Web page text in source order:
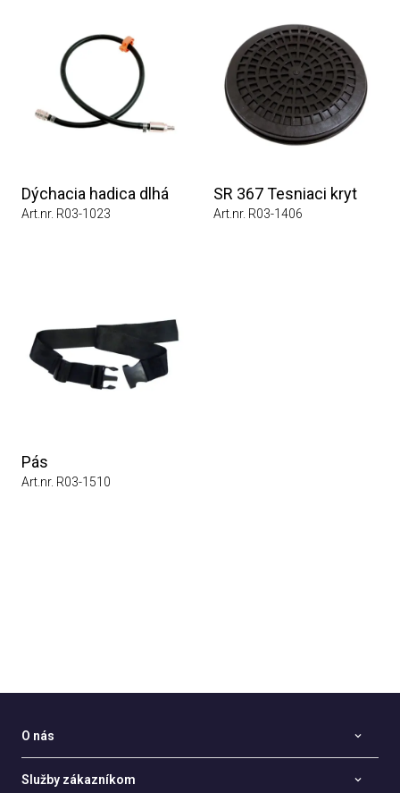
Dýchacia hadica dlhá
Art.nr. R03-1023
SR 367 Tesniaci kryt
Art.nr. R03-1406
Pás
Art.nr. R03-1510
O nás
Služby zákazníkom